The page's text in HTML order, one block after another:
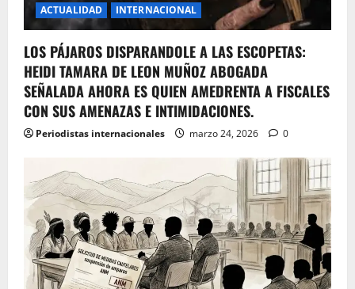
ACTUALIDAD INTERNACIONAL
LOS PÁJAROS DISPARANDOLE A LAS ESCOPETAS:
HEIDI TAMARA DE LEON MUÑOZ ABOGADA
SEÑALADA AHORA ES QUIEN AMEDRENTA A FISCALES
CON SUS AMENAZAS E INTIMIDACIONES.
Periodistas internacionales marzo 24, 2026 0